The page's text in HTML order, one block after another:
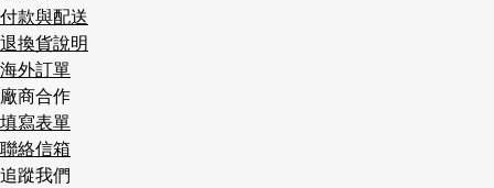
付款與配送
退換貨說明
海外訂單
廠商合作
填寫表單
聯絡信箱
追蹤我們